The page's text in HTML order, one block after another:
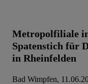
Metropolfiliale
Spatenstich für
in Rheinfelden
Bad Wimpfen,